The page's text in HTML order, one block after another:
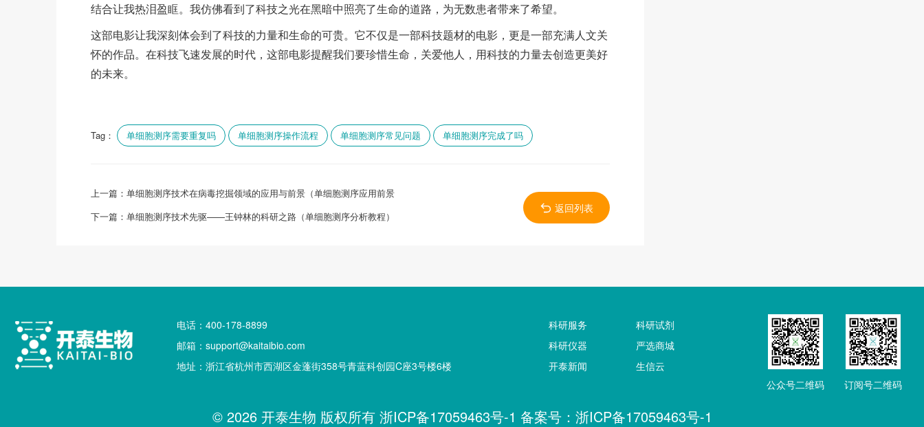
结合让我热泪盈眶。我仿佛看到了科技之光在黑暗中照亮了生命的道路，为无数患者带来了希望。
这部电影让我深刻体会到了科技的力量和生命的可贵。它不仅是一部科技题材的电影，更是一部充满人文关
怀的作品。在科技飞速发展的时代，这部电影提醒我们要珍惜生命，关爱他人，用科技的力量去创造更美好
的未来。
Tag： 单细胞测序需要重复吗 单细胞测序操作流程 单细胞测序常见问题 单细胞测序完成了吗
上一篇： 单细胞测序技术在病毒挖掘领域的应用与前景（单细胞测序应用前景
下一篇： 单细胞测序技术先驱——王钟林的科研之路（单细胞测序分析教程）
返回列表
电话：400-178-8899
邮箱：support@kaitaibio.com
地址：浙江省杭州市西湖区金蓬街358号青蓝科创园C座3号楼6楼
科研服务
科研试剂
科研仪器
严选商城
开泰新闻
生信云
公众号二维码
订阅号二维码
© 2026 开泰生物 版权所有 浙ICP备17059463号-1 备案号： 浙ICP备17059463号-1